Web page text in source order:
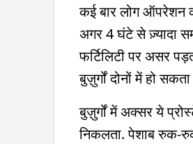
कई बार लोग ऑपरेशन
अगर 4 घंटे से ज़्यादा
फर्टिलिटी पर असर
बुज़ुर्गों दोनों में हो
बुज़ुर्गों में अक्सर ये
निकलता. पेशाब रुक-